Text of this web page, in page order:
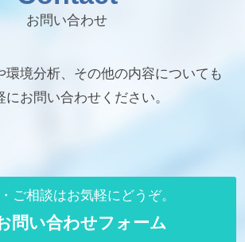
お問い合わせ
環境分析、その他の内容についても
にお問い合わせください。
ご相談はお気軽にどうぞ。
問い合わせフォーム